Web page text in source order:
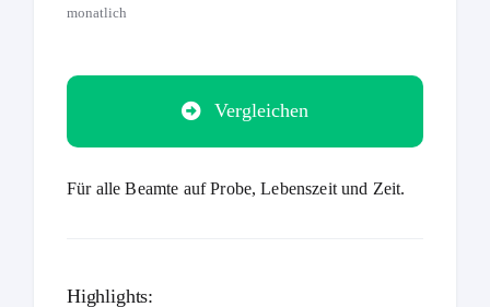
monatlich
Vergleichen
Für alle Beamte auf Probe, Lebenszeit und Zeit.
Highlights: